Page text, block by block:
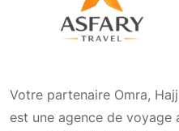
Votre partenaire Omra,
est une agence de voyage